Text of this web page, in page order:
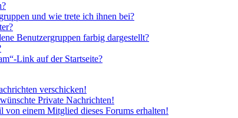
und wie trete ich ihnen bei?
Benutzergruppen farbig dargestellt?
Link auf der Startseite?
verschicken!
Private Nachrichten!
von einem Mitglied dieses Forums erhalten!